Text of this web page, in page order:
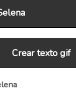
Crear texto gif